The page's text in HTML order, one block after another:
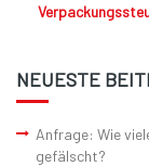
NEUESTE
Anfrage: Wie
gefälscht?